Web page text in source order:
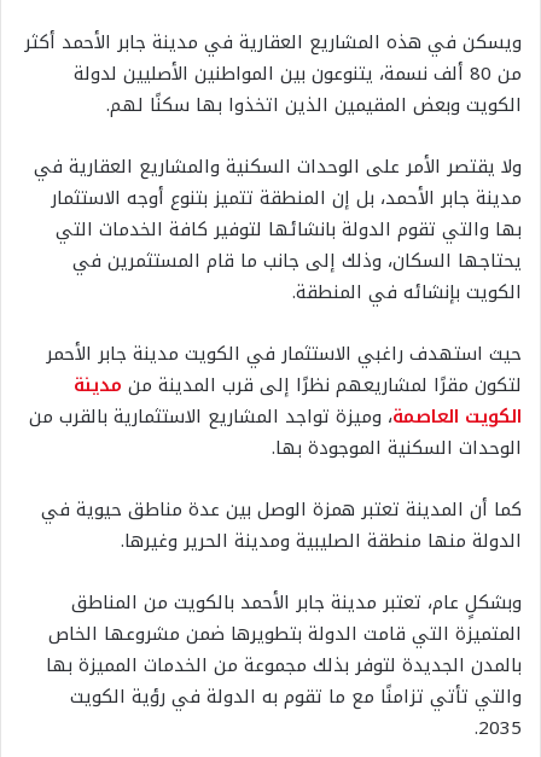
ويسكن في هذه المشاريع العقارية في مدينة جابر الأحمد أكثر
من 80 ألف نسمة، يتنوعون بين المواطنين الأصليين لدولة
الكويت وبعض المقيمين الذين اتخذوا بها سكنًا لهم.
ولا يقتصر الأمر على الوحدات السكنية والمشاريع العقارية في
مدينة جابر الأحمد، بل إن المنطقة تتميز بتنوع أوجه الاستثمار
بها والتي تقوم الدولة بانشائها لتوفير كافة الخدمات التي
يحتاجها السكان، وذلك إلى جانب ما قام المستثمرين في
الكويت بإنشائه في المنطقة.
حيث استهدف راغبي الاستثمار في الكويت مدينة جابر الأحمر
لتكون مقرًا لمشاريعهم نظرًا إلى قرب المدينة من مدينة
الكويت العاصمة، وميزة تواجد المشاريع الاستثمارية بالقرب من
الوحدات السكنية الموجودة بها.
كما أن المدينة تعتبر همزة الوصل بين عدة مناطق حيوية في
الدولة منها منطقة الصليبية ومدينة الحرير وغيرها.
وبشكلٍ عام، تعتبر مدينة جابر الأحمد بالكويت من المناطق
المتميزة التي قامت الدولة بتطويرها ضمن مشروعها الخاص
بالمدن الجديدة لتوفر بذلك مجموعة من الخدمات المميزة بها
والتي تأتي تزامنًا مع ما تقوم به الدولة في رؤية الكويت
2035.